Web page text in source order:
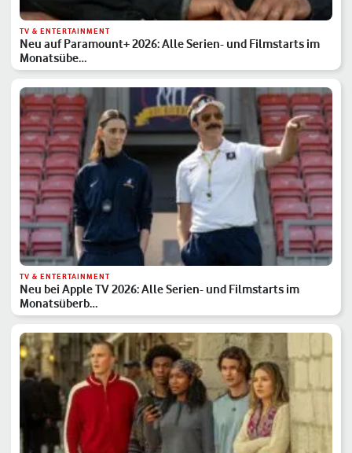
TV & ENTERTAINMENT
Neu auf Paramount+ 2026: Alle Serien- und Filmstarts im
Monatsübe…
TV & ENTERTAINMENT
Neu bei Apple TV 2026: Alle Serien- und Filmstarts im
Monatsüberb…